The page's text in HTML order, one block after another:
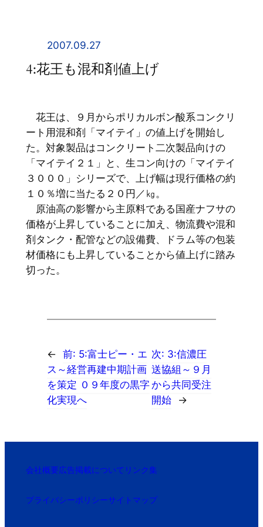
2007.09.27
4:花王も混和剤値上げ
花王は、９月からポリカルボン酸系コンクリ
ート用混和剤「マイテイ」の値上げを開始し
た。対象製品はコンクリート二次製品向けの
「マイテイ２１」と、生コン向けの「マイテイ
３０００」シリーズで、上げ幅は現行価格の約
１０％増に当たる２０円／㎏。
原油高の影響から主原料である国産ナフサの
価格が上昇していることに加え、物流費や混和
剤タンク・配管などの設備費、ドラム等の包装
材価格にも上昇していることから値上げに踏み
切った。
← 前: 5:富士ピー・エ
ス～経営再建中期計画
を策定 ０９年度の黒字
化実現へ
次: 3:信濃圧
送協組～９月
から共同受注
開始
→
会社概要広告掲載について リンク集
プライバシーポリシーサイトマップ